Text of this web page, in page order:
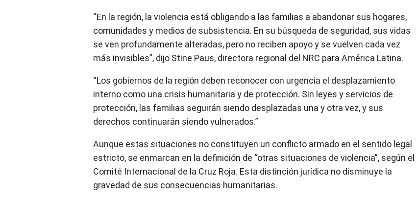
“En la región, la violencia está obligando a las familias a abandonar sus hogares,
comunidades y medios de subsistencia. En su búsqueda de seguridad, sus vidas
se ven profundamente alteradas, pero no reciben apoyo y se vuelven cada vez
más invisibles”, dijo Stine Paus, directora regional del NRC para América Latina.
“Los gobiernos de la región deben reconocer con urgencia el desplazamiento
interno como una crisis humanitaria y de protección. Sin leyes y servicios de
protección, las familias seguirán siendo desplazadas una y otra vez, y sus
derechos continuarán siendo vulnerados.”
Aunque estas situaciones no constituyen un conflicto armado en el sentido legal
estricto, se enmarcan en la definición de “otras situaciones de violencia”, según el
Comité Internacional de la Cruz Roja. Esta distinción jurídica no disminuye la
gravedad de sus consecuencias humanitarias.